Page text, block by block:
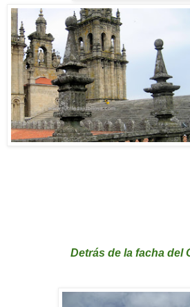
Detrás de la facha del